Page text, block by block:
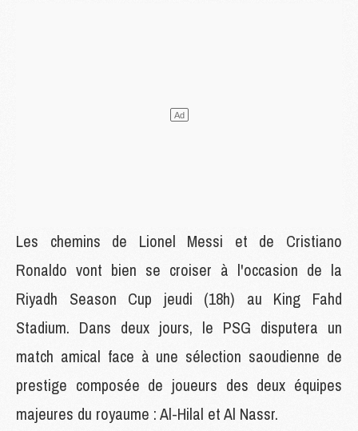
Les chemins de Lionel Messi et de Cristiano
Ronaldo vont bien se croiser à l'occasion de la
Riyadh Season Cup jeudi (18h) au King Fahd
Stadium. Dans deux jours, le PSG disputera un
match amical face à une sélection saoudienne de
prestige composée de joueurs des deux équipes
majeures du royaume : Al-Hilal et Al Nassr.